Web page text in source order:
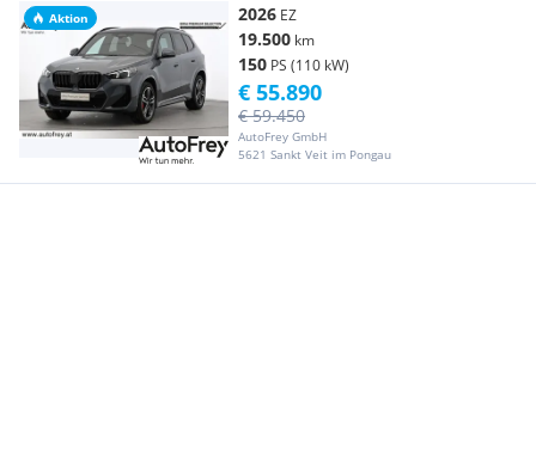
Aktion 2026 EZ
19.500 km
150 PS (110 kW)
AutoFrey GmbH
5621 Sankt Veit im Pongau
€ 59.450
€ 55.890